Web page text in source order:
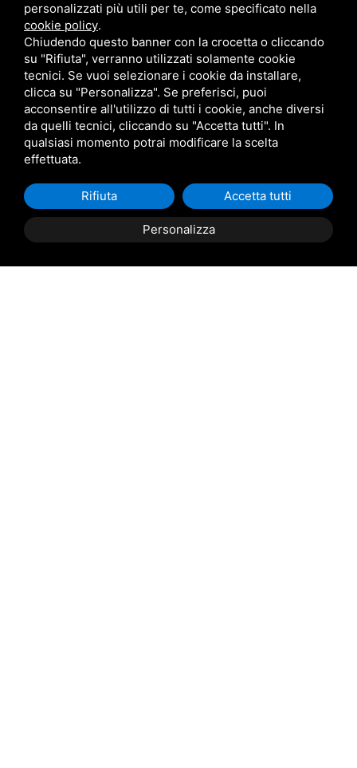
Prenotaora
+39 334 7035765
+39 329 8607630
info@marinocacciatori.it
Via Giacomo Matteotti,
304 45018 - Porto Tolle
(RO)
personalizzati più utili per te, come specificato nella
cookie policy.
Chiudendo questo banner con la crocetta o cliccando
su "Rifiuta", verranno utilizzati solamente cookie
tecnici. Se vuoi selezionare i cookie da installare,
clicca su "Personalizza". Se preferisci, puoi
acconsentire all'utilizzo di tutti i cookie, anche diversi
da quelli tecnici, cliccando su "Accetta tutti". In
qualsiasi momento potrai modificare la scelta
effettuata.
Personalizza
Rifiuta Accetta tutti